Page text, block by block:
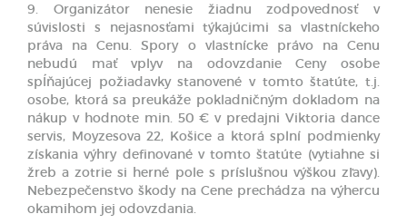
9. Organizátor nenesie žiadnu zodpovednosť v
súvislosti s nejasnosťami týkajúcimi sa vlastníckeho
práva na Cenu. Spory o vlastnícke právo na Cenu
nebudú mať vplyv na odovzdanie Ceny osobe
spĺňajúcej požiadavky stanovené v tomto štatúte, t.j.
osobe, ktorá sa preukáže pokladničným dokladom na
nákup v hodnote min. 50 € v predajni Viktoria dance
servis, Moyzesova 22, Košice a ktorá splní podmienky
získania výhry definované v tomto štatúte (vytiahne si
žreb a zotrie si herné pole s príslušnou výškou zľavy).
Nebezpečenstvo škody na Cene prechádza na výhercu
okamihom jej odovzdania.